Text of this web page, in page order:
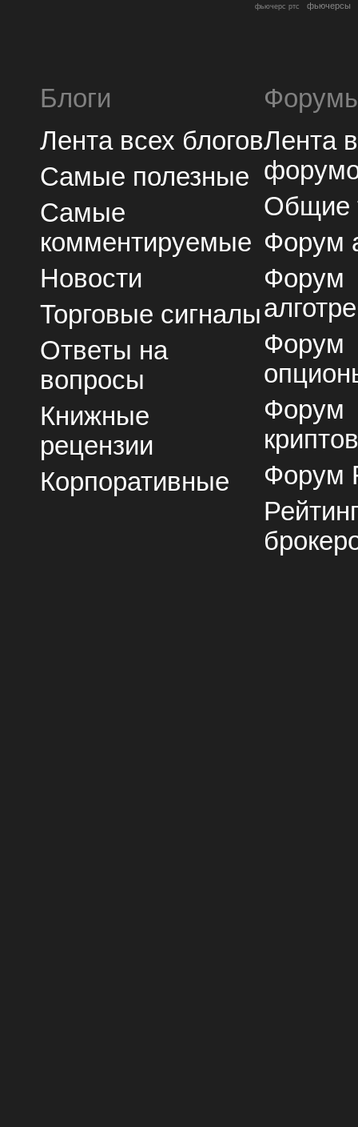
фьючерс ртс фьючерсы
Блоги
Лента всех блогов
Самые полезные
Самые
комментируемые
Новости
Торговые сигналы
Ответы на
вопросы
Книжные
рецензии
Корпоративные
Лента
Общие
Форум
Форум
Форум
Форум
Форум